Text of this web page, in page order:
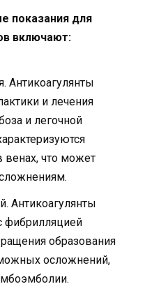
показания для
включают:
Антикоагулянты
и лечения
и легочной
венах, что может
Антикоагулянты
фибрилляцией
образования
осложнений,